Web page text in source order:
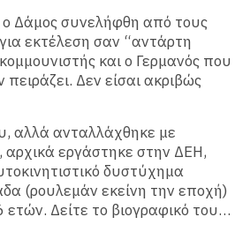
ο Δάμος συνελήφθη από τους
εκτέλεση σαν “αντάρτη
και ο Γερμανός που
Δεν είσαι ακριβώς
αλλά ανταλλάχθηκε με
αρχικά εργάστηκε στην ΔΕΗ,
δυστύχημα
(ρουλεμάν εκείνη την εποχή)
ετών. Δείτε το βιογραφικό του…